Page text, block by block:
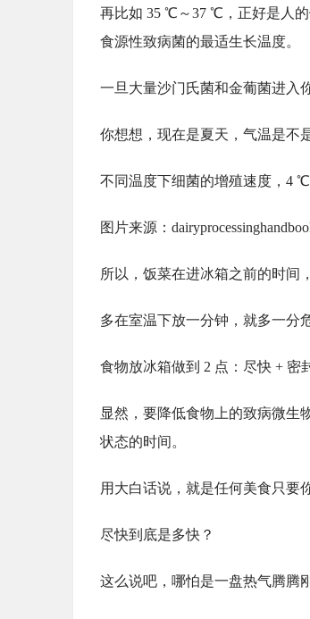
再比如 35 ℃～37 ℃，正好是人
食源性致病菌的最适生长温度。
一旦大量沙门氏菌和金葡菌进入
你想想，现在是夏天，气温是不
不同温度下细菌的增殖速度，4
图片来源：
所以，饭菜在进冰箱之前的时间
多在室温下放一分钟，就多一分
食物放冰箱做到 2 点：尽快 + 密
显然，要降低食物上的致病微生
状态的时间。
用大白话说，就是任何美食只要
尽快到底是多快？
这么说吧，哪怕是一盘热气腾腾